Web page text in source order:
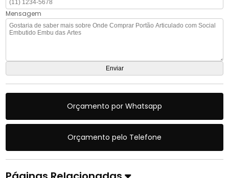
Mensagem
Orçamento por Whatsapp
Orçamento pelo Telefone